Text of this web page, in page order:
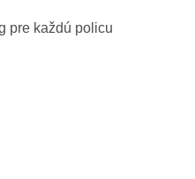
pre každú policu